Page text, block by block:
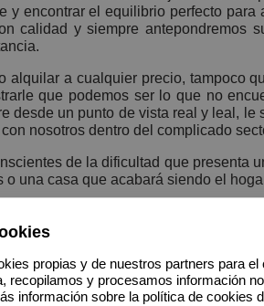
y encontrar el equilibrio perfecto para
calidad y siempre antepondremos
alquilar a cualquier precio, tampoco
que podemos ser lo que no
desde un punto de vista real y leal, le
nosotros dentro del complicado
de la dificultad que presenta
o una casa que acabará siendo el
necesidad y contratiempo para
propias y de nuestros partners para
recopilamos y procesamos información
información sobre la política de cookies